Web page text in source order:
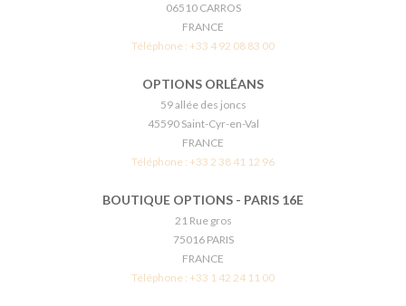
06510 CARROS
FRANCE
Téléphone : +33 4 92 08 83 00
OPTIONS ORLÉANS
59 allée des joncs
45590 Saint-Cyr-en-Val
FRANCE
Téléphone : +33 2 38 41 12 96
BOUTIQUE OPTIONS - PARIS 16E
21 Rue gros
75016 PARIS
FRANCE
Téléphone : +33 1 42 24 11 00